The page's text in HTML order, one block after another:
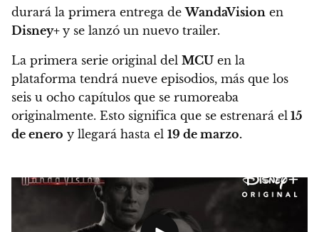
durará la primera entrega deWandaVision en
Disney+ y se lanzó un nuevo trailer.
La primera serie original del MCU en la
plataforma tendrá nueve episodios, más que los
seis u ocho capítulos que se rumoreaba
originalmente. Esto significa que se estrenará el 15
de enero y llegará hasta el 19 de marzo.